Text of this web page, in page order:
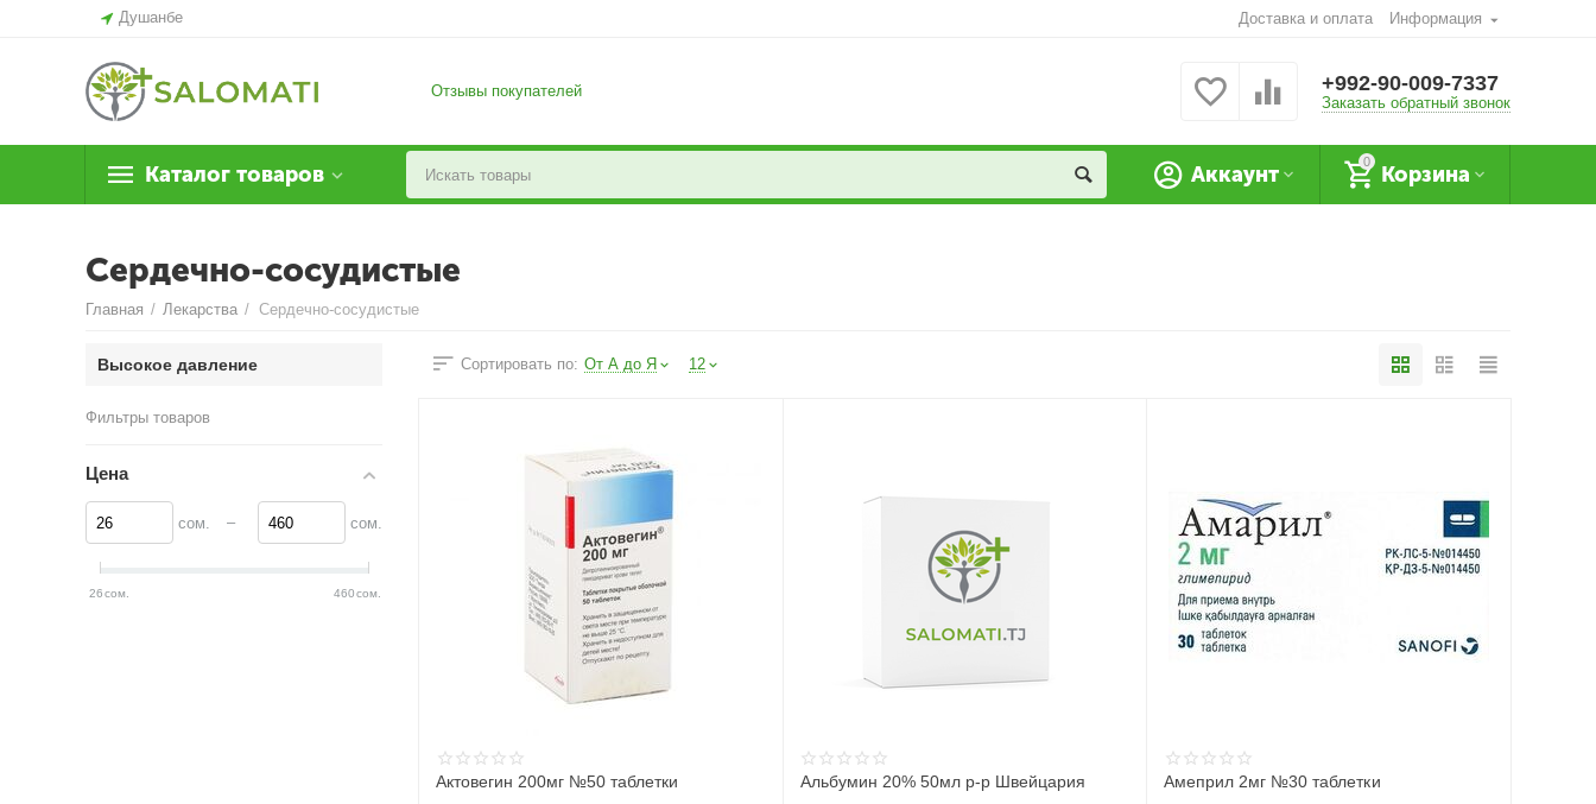
Душанбе Доставка и оплата Информация
Отзывы покупателей +992-90-009-7337
Заказать обратный звонок
Каталог товаров
0
Корзина
Аккаунт
Сердечно-сосудистые
Главная / Лекарства / Сердечно-сосудистые
Сортировать по: От А до Я 12
Актовегин 200мг №50 таблетки Альбумин 20% 50мл р-р Швейцария Амеприл 2мг №30 таблетки
Высокое давление
Фильтры товаров
Цена
сом. – сом.
26сом. 460сом.